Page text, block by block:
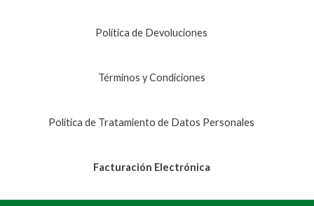
Política de Devoluciones
Términos y Condiciones
Política de Tratamiento de Datos Personales
Facturación Electrónica